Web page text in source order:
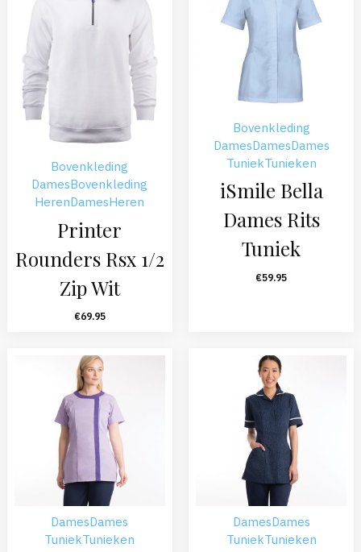
Bovenkleding
DamesBovenkleding
HerenDamesHeren
Printer
Rounders Rsx 1/2
Zip Wit
€69.95
Bovenkleding
DamesDamesDames
TuniekTunieken
iSmile Bella
Dames Rits
Tuniek
€59.95
DamesDames
TuniekTunieken
DamesDames
TuniekTunieken